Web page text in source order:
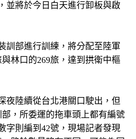
並將於今日白天進行卸板與啟
訓部進行訓練，將分配至陸軍
林口的269旅，達到拱衛中樞
夜陸續從台北港關口駛出，但
，所委運的拖車頭上都有編號
字則編到42號，現場記者發現